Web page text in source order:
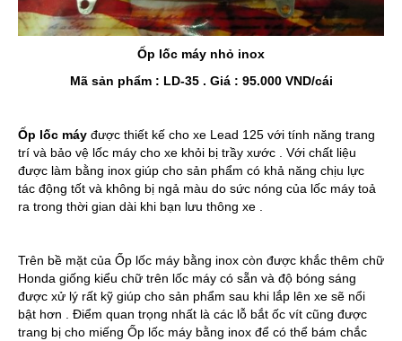
Ốp lốc máy nhỏ inox
Mã sản phẩm : LD-35 . Giá : 95.000 VND/cái
Ốp lốc máy được thiết kế cho xe Lead 125 với tính năng trang
trí và bảo vệ lốc máy cho xe khỏi bị trầy xước . Với chất liệu
được làm bằng inox giúp cho sản phẩm có khả năng chịu lực
tác động tốt và không bị ngả màu do sức nóng của lốc máy toả
ra trong thời gian dài khi bạn lưu thông xe .
Trên bề mặt của Ốp lốc máy bằng inox còn được khắc thêm chữ
Honda giống kiểu chữ trên lốc máy có sẵn và độ bóng sáng
được xử lý rất kỹ giúp cho sản phẩm sau khi lắp lên xe sẽ nổi
bật hơn . Điểm quan trọng nhất là các lỗ bắt ốc vít cũng được
trang bị cho miếng Ốp lốc máy bằng inox để có thể bám chắc